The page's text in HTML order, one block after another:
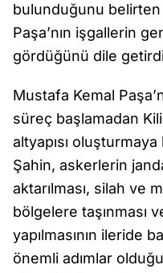
bulunduğunu belirten
Paşa’nın işgallerin
gördüğünü dile
Mustafa Kemal
süreç başlamadan
altyapısı oluşturmaya
Şahin, askerlerin
aktarılması, silah ve
bölgelere taşınması
yapılmasının ileride
önemli adımlar